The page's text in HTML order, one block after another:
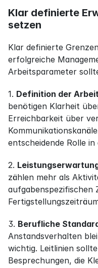
Klar definierte
setzen
Klar definierte
erfolgreiche
Arbeitsparameter
1. Definition der
benötigen Klarheit
Erreichbarkeit über
entscheidende Rolle
2.
zählen mehr als
aufgabenspezifischen
3. Berufliche
Anstandsverhalten
wichtig. Leitlinien
Besprechungen, die